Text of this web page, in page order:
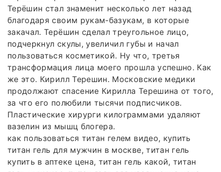
Терёшин стал знаменит несколько лет назад
благодаря своим рукам-базукам, в которые
закачал. Терёшин сделал треугольное лицо,
подчеркнул скулы, увеличил губы и начал
пользоваться косметикой. Ну что, третья
трансформация лица моего прошла успешно. Как
же это. Кирилл Терешин. Московские медики
продолжают спасение Кирилла Терешина от того,
за что его полюбили тысячи подписчиков.
Пластические хирурги килограммами удаляют
вазелин из мышц блогера.
как пользоваться титан гелем видео, купить
титан гель для мужчин в москве, титан гель
купить в аптеке цена, титан гель какой, титан